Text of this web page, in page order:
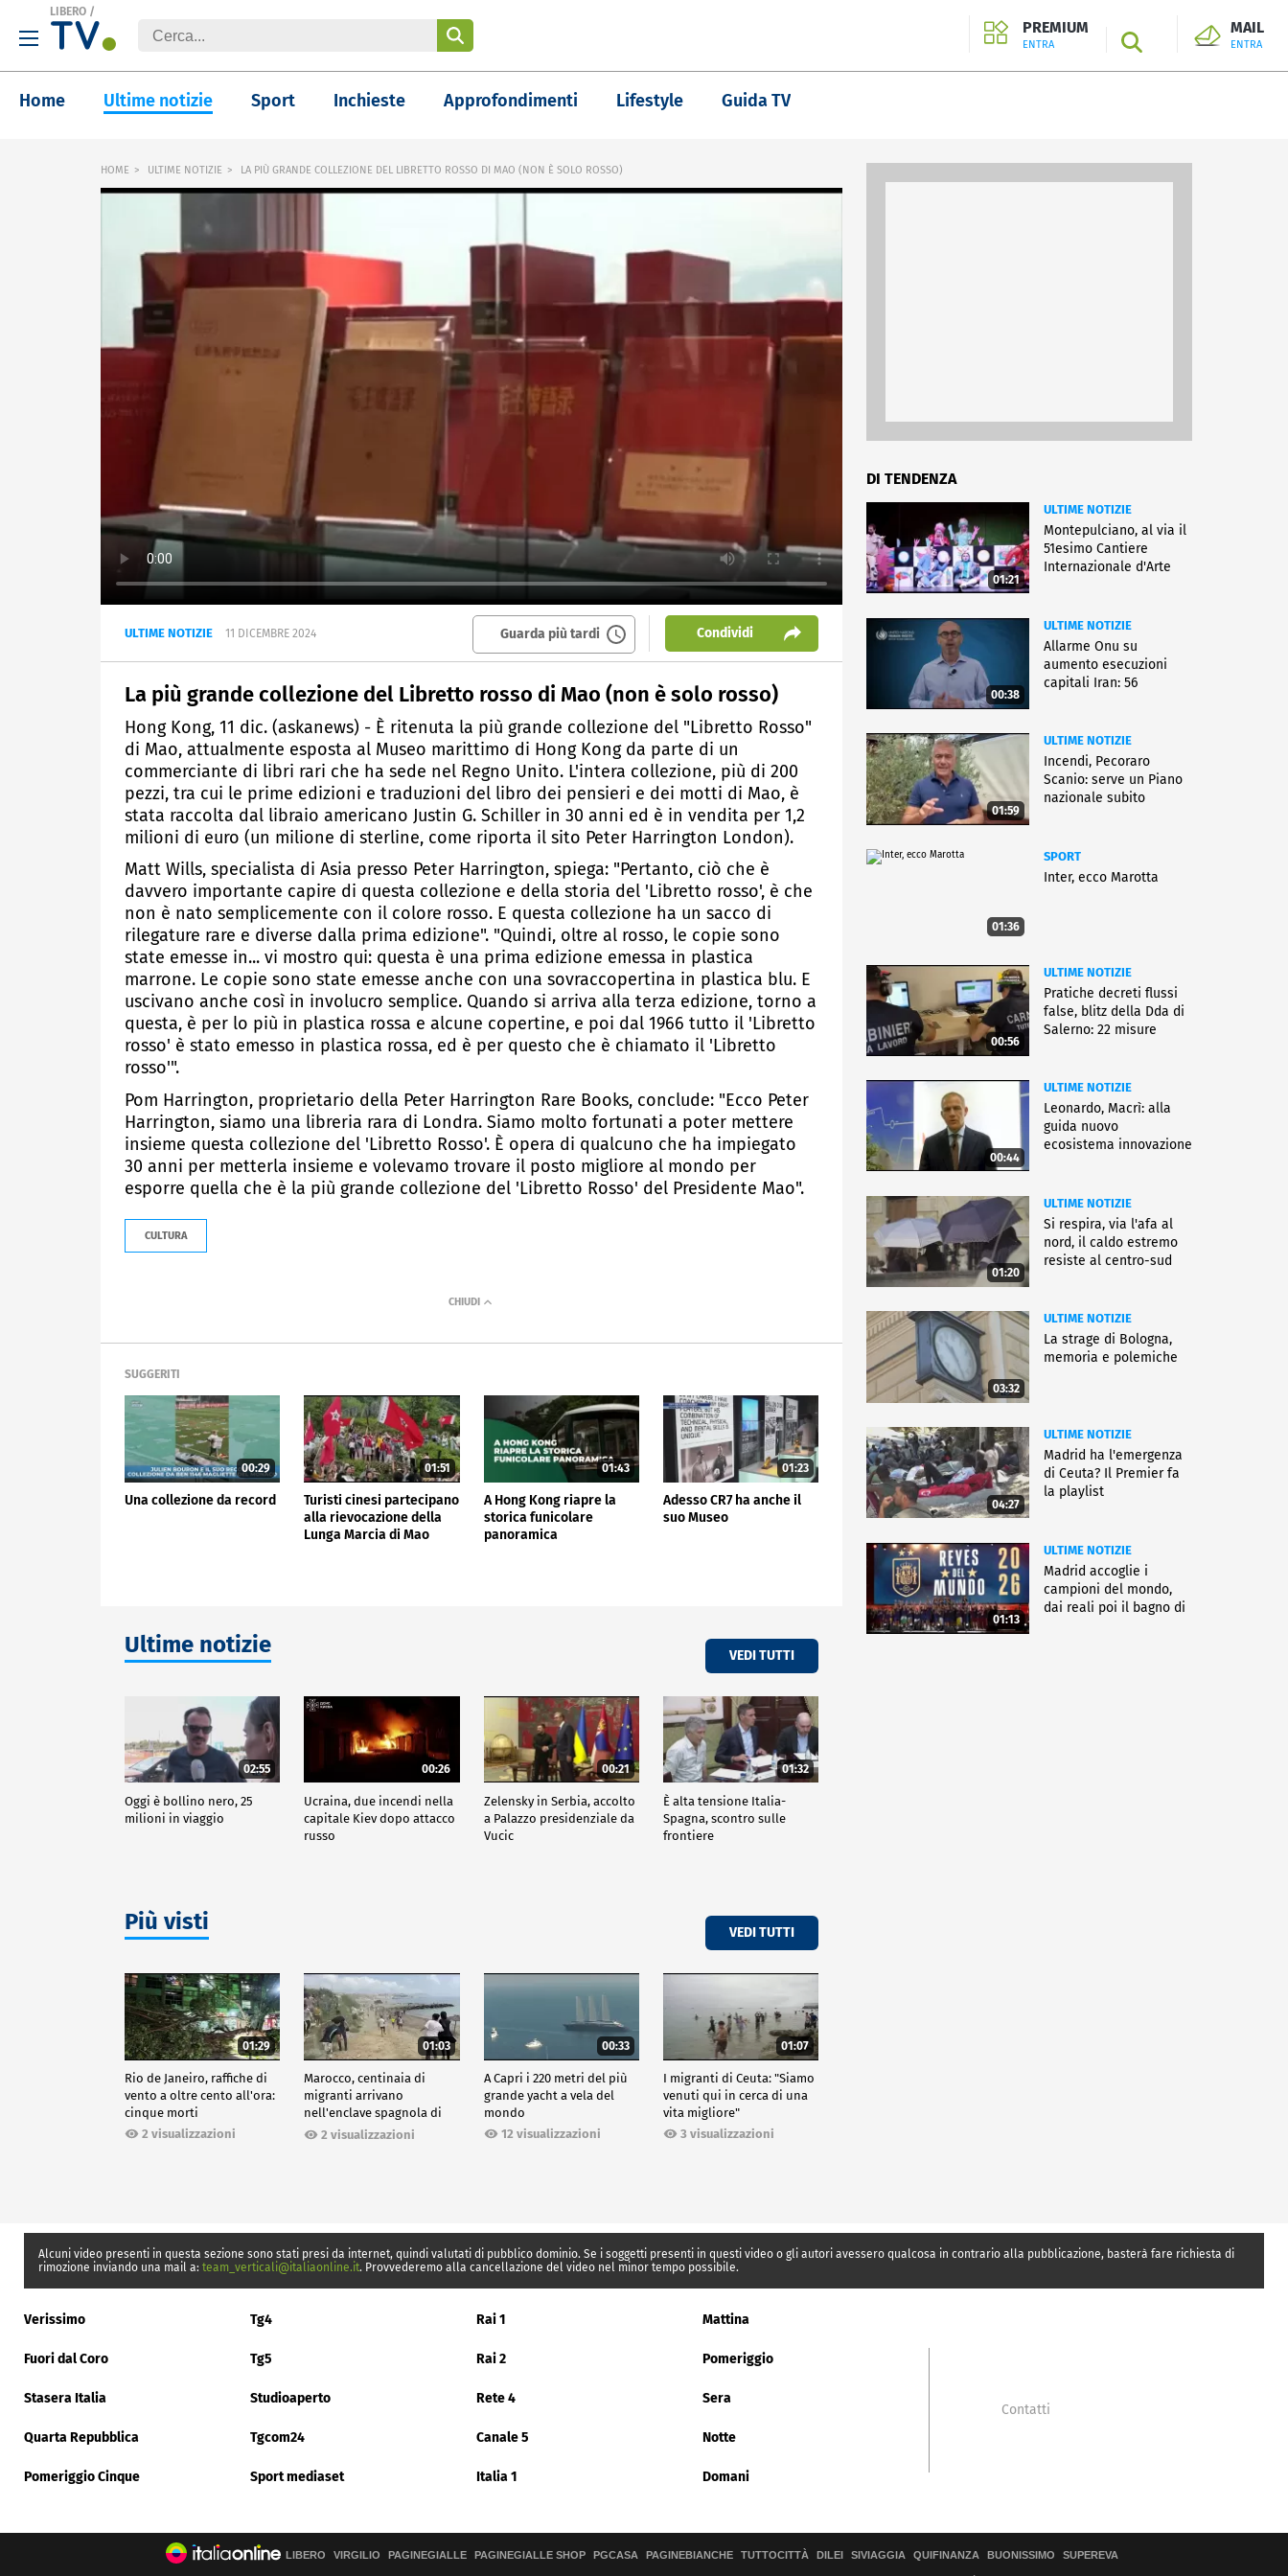
LIBERO /
PREMIUM
ENTRA SEARCH
MAIL
ENTRA
Home Ultime notizie Sport Inchieste Approfondimenti Lifestyle Guida TV
HOME ULTIME NOTIZIE LA PIÙ GRANDE COLLEZIONE DEL LIBRETTO ROSSO DI MAO (NON È SOLO ROSSO)
ULTIME NOTIZIE 11 DICEMBRE 2024 Guarda più tardi Condividi
La più grande collezione del Libretto rosso di Mao (non è solo rosso)
Hong Kong, 11 dic. (askanews) - È ritenuta la più grande collezione del "Libretto Rosso"
di Mao, attualmente esposta al Museo marittimo di Hong Kong da parte di un
commerciante di libri rari che ha sede nel Regno Unito. L'intera collezione, più di 200
pezzi, tra cui le prime edizioni e traduzioni del libro dei pensieri e dei motti di Mao, è
stata raccolta dal libraio americano Justin G. Schiller in 30 anni ed è in vendita per 1,2
milioni di euro (un milione di sterline, come riporta il sito Peter Harrington London).
Matt Wills, specialista di Asia presso Peter Harrington, spiega: "Pertanto, ciò che è
davvero importante capire di questa collezione e della storia del 'Libretto rosso', è che
non è nato semplicemente con il colore rosso. E questa collezione ha un sacco di
rilegature rare e diverse dalla prima edizione". "Quindi, oltre al rosso, le copie sono
state emesse in... vi mostro qui: questa è una prima edizione emessa in plastica
marrone. Le copie sono state emesse anche con una sovraccopertina in plastica blu. E
uscivano anche così in involucro semplice. Quando si arriva alla terza edizione, torno a
questa, è per lo più in plastica rossa e alcune copertine, e poi dal 1966 tutto il 'Libretto
rosso' è stato emesso in plastica rossa, ed è per questo che è chiamato il 'Libretto
rosso'".
Pom Harrington, proprietario della Peter Harrington Rare Books, conclude: "Ecco Peter
Harrington, siamo una libreria rara di Londra. Siamo molto fortunati a poter mettere
insieme questa collezione del 'Libretto Rosso'. È opera di qualcuno che ha impiegato
30 anni per metterla insieme e volevamo trovare il posto migliore al mondo per
esporre quella che è la più grande collezione del 'Libretto Rosso' del Presidente Mao".
CULTURA
SUGGERITI
00:29
Una collezione da record
01:51
Turisti cinesi partecipano
alla rievocazione della
Lunga Marcia di Mao
01:43
A Hong Kong riapre la
storica funicolare
panoramica
01:23
Adesso CR7 ha anche il
suo Museo
Ultime notizie VEDI TUTTI
02:55
Oggi è bollino nero, 25
milioni in viaggio
00:26
Ucraina, due incendi nella
capitale Kiev dopo attacco
russo
00:21
Zelensky in Serbia, accolto
a Palazzo presidenziale da
Vucic
01:32
È alta tensione Italia-
Spagna, scontro sulle
frontiere
Più visti VEDI TUTTI
01:29
Rio de Janeiro, raffiche di
vento a oltre cento all'ora:
cinque morti
2 visualizzazioni
01:03
Marocco, centinaia di
migranti arrivano
nell'enclave spagnola di
Ceuta2 visualizzazioni
00:33
A Capri i 220 metri del più
grande yacht a vela del
mondo
12 visualizzazioni
01:07
I migranti di Ceuta: "Siamo
venuti qui in cerca di una
vita migliore"
3 visualizzazioni
DI TENDENZA
01:21
ULTIME NOTIZIE
Montepulciano, al via il
51esimo Cantiere
Internazionale d'Arte
00:38
ULTIME NOTIZIE
Allarme Onu su
aumento esecuzioni
capitali Iran: 56
01:59
ULTIME NOTIZIE
Incendi, Pecoraro
Scanio: serve un Piano
nazionale subito
01:36
SPORT
Inter, ecco Marotta
00:56
ULTIME NOTIZIE
Pratiche decreti flussi
false, blitz della Dda di
Salerno: 22 misure
00:44
ULTIME NOTIZIE
Leonardo, Macrì: alla
guida nuovo
ecosistema innovazione
01:20
ULTIME NOTIZIE
Si respira, via l'afa al
nord, il caldo estremo
resiste al centro-sud
03:32
ULTIME NOTIZIE
La strage di Bologna,
memoria e polemiche
04:27
ULTIME NOTIZIE
Madrid ha l'emergenza
di Ceuta? Il Premier fa
la playlist
01:13
ULTIME NOTIZIE
Madrid accoglie i
campioni del mondo,
dai reali poi il bagno di
Alcuni video presenti in questa sezione sono stati presi da internet, quindi valutati di pubblico dominio. Se i soggetti presenti in questi video o gli autori avessero qualcosa in contrario alla pubblicazione, basterà fare richiesta di
rimozione inviando una mail a: team_verticali@italiaonline.it. Provvederemo alla cancellazione del video nel minor tempo possibile.
Verissimo Tg4 Rai 1 Mattina
Fuori dal Coro Tg5 Rai 2 Pomeriggio
Stasera Italia Studioaperto Rete 4 Sera
Quarta Repubblica Tgcom24 Canale 5 Notte
Pomeriggio Cinque Sport mediaset Italia 1 Domani
Contatti
LIBERO VIRGILIO PAGINEGIALLE PAGINEGIALLE SHOP PGCASA PAGINEBIANCHE TUTTOCITTÀ DILEI SIVIAGGIA QUIFINANZA BUONISSIMO SUPEREVA